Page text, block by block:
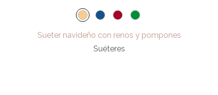
Sueter navideño con renos y pompones
Suéteres